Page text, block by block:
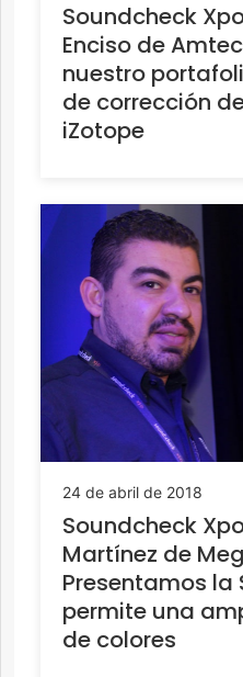
Soundcheck
Enciso de
nuestro
de corrección
iZotope
24 de abril de 2018
Soundcheck
Martínez de
Presentamos la
permite una
de colores